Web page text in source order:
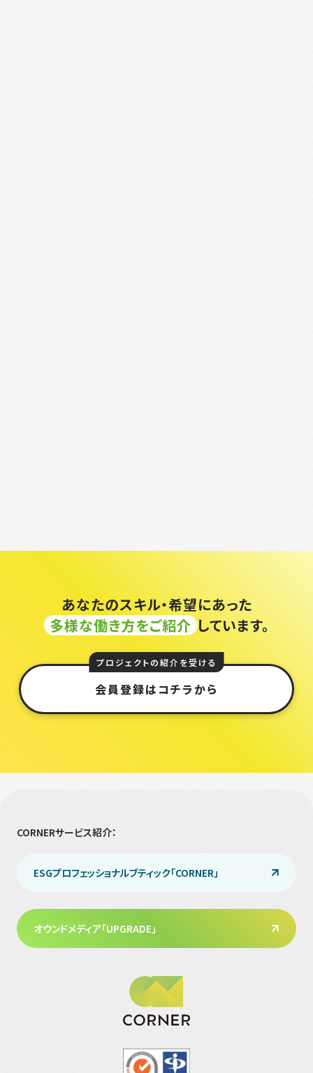
あなたのスキル・希望にあった
多様な働き方をご紹介 しています。
プロジェクトの紹介を受ける
会員登録はコチラから
CORNERサービス紹介：
ESGプロフェッショナルブティック「CORNER」
オウンドメディア「UPGRADE」